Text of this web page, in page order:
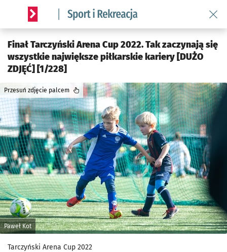
Serwis informacyjny wroclaw.pl podserwis: Sport i rekreacja
Finał Tarczyński Arena Cup 2022. Tak zaczynają się
wszystkie największe piłkarskie kariery [DUŻO
ZDJĘĆ] [1/228]
Paweł Kot
Przesuń zdjęcie palcem
Tarczyński Arena Cup 2022